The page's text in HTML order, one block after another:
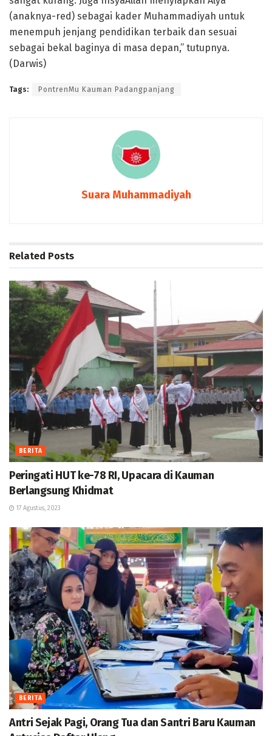
(anaknya-red) sebagai kader Muhammadiyah untuk
menempuh jenjang pendidikan terbaik dan sesuai
sebagai bekal baginya di masa depan,” tutupnya.
(Darwis)
Tags: PontrenMu Kauman Padangpanjang
Suara Muhammadiyah
Related Posts
BERITA
Peringati HUT ke-78 RI, Upacara di Kauman
Berlangsung Khidmat
17 Agustus, 2023
BERITA
Antri Sejak Pagi, Orang Tua dan Santri Baru Kauman